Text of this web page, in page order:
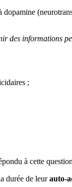
des informations
;
à cette
durée de leurauto-